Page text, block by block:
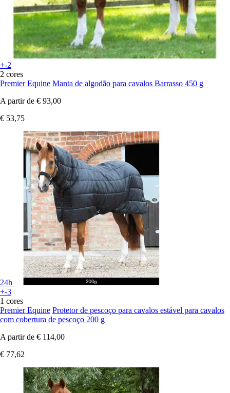
+-2
2 cores
Premier Equine Manta de algodão para cavalos Barrasso 450 g
A partir de € 93,00
€ 53,75
24h
+-3
1 cores
Premier Equine Protetor de pescoço para cavalos estável para cavalos
com cobertura de pescoço 200 g
A partir de € 114,00
€ 77,62